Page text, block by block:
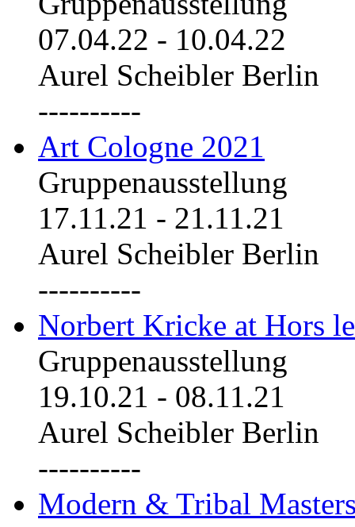
07.04.22 - 10.04.22
Aurel Scheibler Berlin
----------
Art Cologne 2021
Gruppenausstellung
17.11.21 - 21.11.21
Aurel Scheibler Berlin
----------
Norbert Kricke at Hors
Gruppenausstellung
19.10.21 - 08.11.21
Aurel Scheibler Berlin
----------
Modern & Tribal